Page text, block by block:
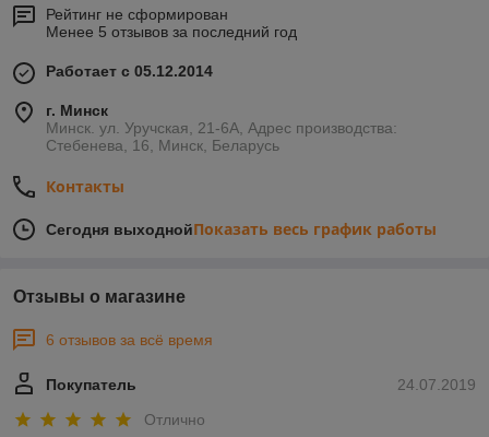
Рейтинг не сформирован
Менее 5 отзывов за последний год
Работает с 05.12.2014
г. Минск
Минск. ул. Уручская, 21-6А, Адрес производства:
Стебенева, 16, Минск, Беларусь
Контакты
Сегодня выходнойПоказать весь график работы
Отзывы о магазине
6 отзывов за всё время
24.07.2019
Покупатель
Отлично